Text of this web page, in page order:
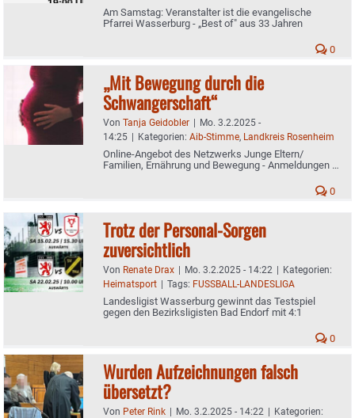
Am Samstag: Veranstalter ist die evangelische
Pfarrei Wasserburg - „Best of" aus 33 Jahren
0
„Mit Bewegung durch die
Schwangerschaft“
Von Tanja Geidobler | Mo. 3.2.2025 -
14:25 | Kategorien: Aib-Stimme, Landkreis Rosenheim
Online-Angebot des Netzwerks Junge Eltern/
Familien, Ernährung und Bewegung - Anmeldungen ab
0
Trotz der Personal-Sorgen
zuversichtlich
Von Renate Drax | Mo. 3.2.2025 - 14:22 | Kategorien:
Heimatsport | Tags: FUSSBALL-LANDESLIGA
Landesligist Wasserburg gewinnt das Testspiel
gegen den Bezirksligisten Bad Endorf mit 4:1
0
Wurden Aufzeichnungen falsch
übersetzt?
Von Peter Rink | Mo. 3.2.2025 - 14:22 | Kategorien: